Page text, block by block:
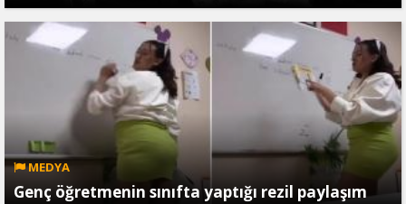
MEDYA
Genç öğretmenin sınıfta yaptığı rezil paylaşım